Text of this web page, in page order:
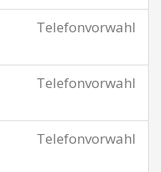
Telefonvorwahl
Telefonvorwahl
Telefonvorwahl